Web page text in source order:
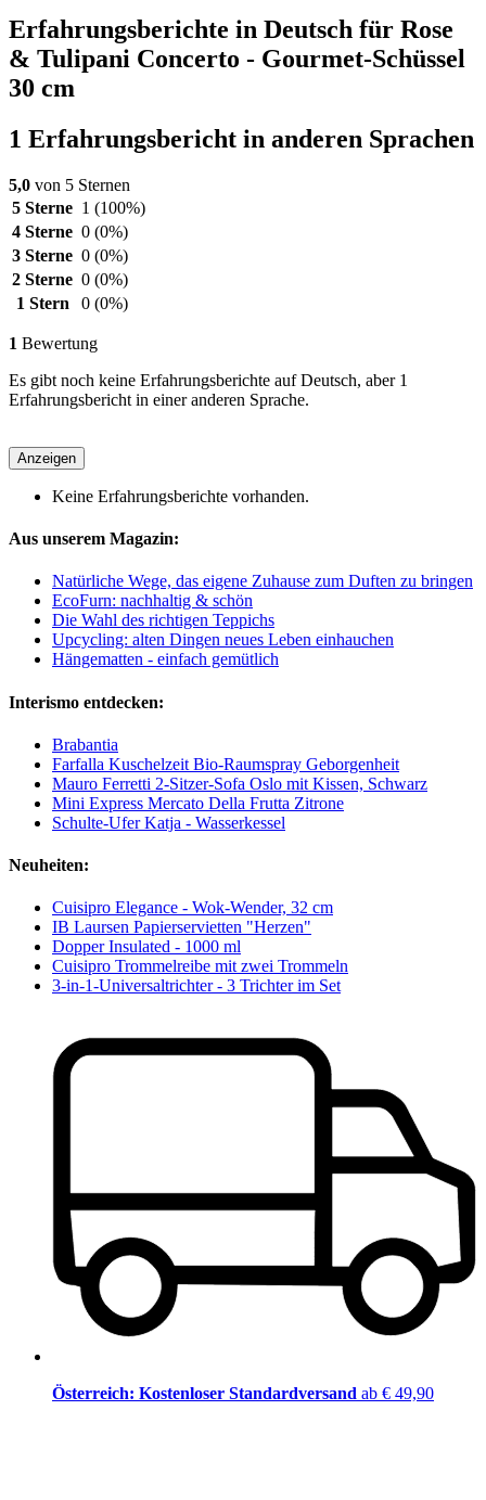
Erfahrungsberichte in Deutsch für Rose
& Tulipani Concerto - Gourmet-Schüssel
30 cm
1 Erfahrungsbericht in anderen Sprachen
5,0 von 5 Sternen
5 Sterne 1 (100%)
4 Sterne 0 (0%)
3 Sterne 0 (0%)
2 Sterne 0 (0%)
1 Stern
0 (0%)
1 Bewertung
Es gibt noch keine Erfahrungsberichte auf Deutsch, aber 1
Erfahrungsbericht in einer anderen Sprache.
Anzeigen
Keine Erfahrungsberichte vorhanden.
Aus unserem Magazin:
Natürliche Wege, das eigene Zuhause zum Duften zu bringen
EcoFurn: nachhaltig & schön
Die Wahl des richtigen Teppichs
Upcycling: alten Dingen neues Leben einhauchen
Hängematten - einfach gemütlich
Interismo entdecken:
Brabantia
Farfalla Kuschelzeit Bio-Raumspray Geborgenheit
Mauro Ferretti 2-Sitzer-Sofa Oslo mit Kissen, Schwarz
Mini Express Mercato Della Frutta Zitrone
Schulte-Ufer Katja - Wasserkessel
Neuheiten:
Cuisipro Elegance - Wok-Wender, 32 cm
IB Laursen Papierservietten "Herzen"
Dopper Insulated - 1000 ml
Cuisipro Trommelreibe mit zwei Trommeln
3-in-1-Universaltrichter - 3 Trichter im Set
Österreich: Kostenloser Standardversand ab € 49,90